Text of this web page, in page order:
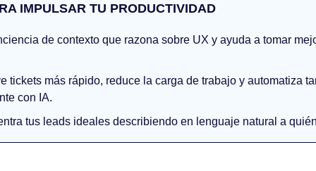
IMPULSAR TU PRODUCTIVIDAD
de contexto que razona sobre UX y ayuda a tomar
tickets más rápido, reduce la carga de trabajo y automatiza
con IA.
tus leads ideales describiendo en lenguaje natural a